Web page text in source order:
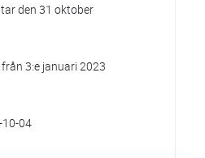
den 31 oktober
3:e januari 2023
04